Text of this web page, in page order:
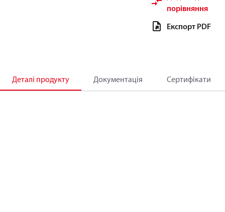
порівняння
Експорт PDF
Деталі продукту Документація Сертифікати